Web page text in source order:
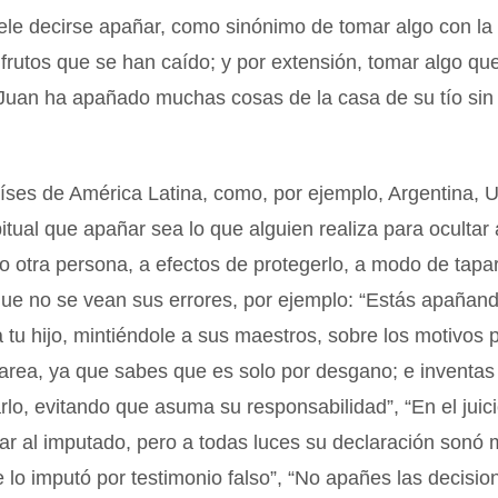
decirse apañar, como sinónimo de tomar algo con
que se han caído; y por extensión, tomar algo
ha apañado muchas cosas de la casa de su tío
de América Latina, como, por ejemplo, Argentina,
que apañar sea lo que alguien realiza para ocultar
otra persona, a efectos de protegerlo, a modo de
no se vean sus errores, por ejemplo: “Estás
tu hijo, mintiéndole a sus maestros, sobre los motivos
ya que sabes que es solo por desgano; e
evitando que asuma su responsabilidad”, “En el
al imputado, pero a todas luces su declaración sonó
lo imputó por testimonio falso”, “No apañes las